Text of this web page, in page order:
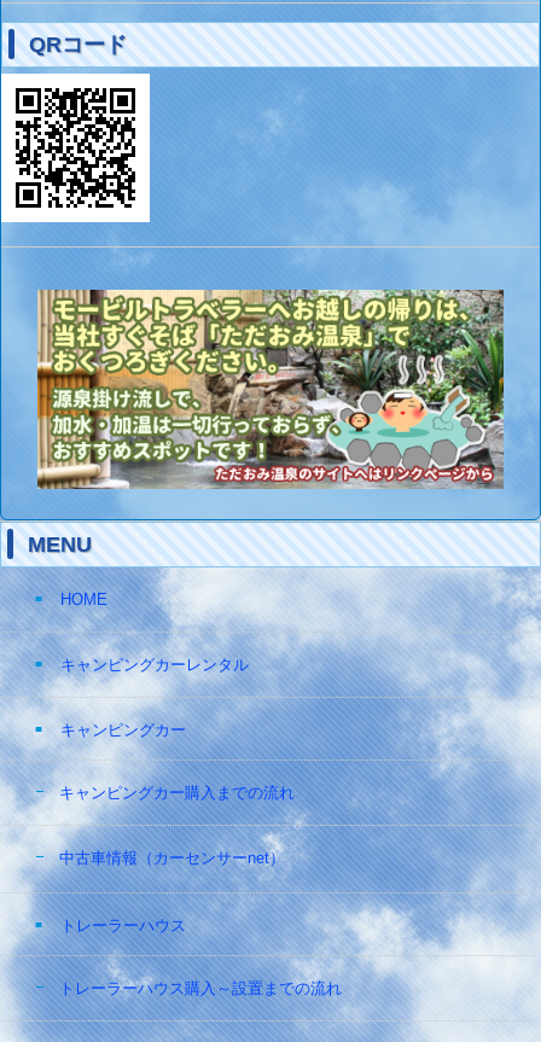
QRコード
MENU
HOME
キャンピングカーレンタル
キャンピングカー
キャンピングカー購入までの流れ
中古車情報（カーセンサーnet）
トレーラーハウス
トレーラーハウス購入～設置までの流れ